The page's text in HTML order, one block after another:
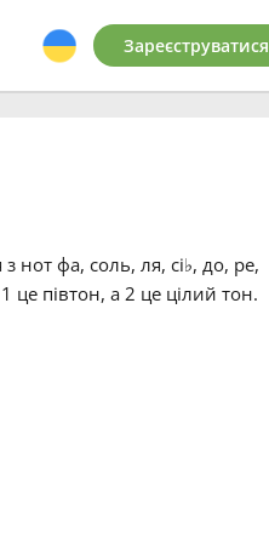
Зареєструватися
нот фа, соль, ля, сі♭, до, ре,
це півтон, а 2 це цілий тон.